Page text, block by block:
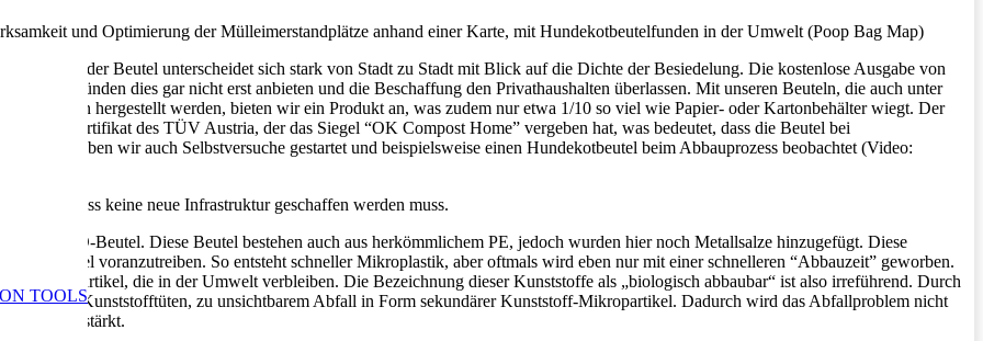
TOOLS
und Optimierung der Mülleimerstandplätze anhand einer Karte, mit Hundekotbeutelfunden in der Umwelt (Poop Bag Map)
– der Beutel unterscheidet sich stark von Stadt zu Stadt mit Blick auf die Dichte der Besiedelung. Die kostenlose Ausgabe von
Kostengründen dies gar nicht erst anbieten und die Beschaffung den Privathaushalten überlassen. Mit unseren Beuteln, die auch unter
Rohstoffen hergestellt werden, bieten wir ein Produkt an, was zudem nur etwa 1/10 so viel wie Papier- oder Kartonbehälter wiegt. Der
dem Zertifikat des TÜV Austria, der das Siegel “OK Compost Home” vergeben hat, was bedeutet, dass die Beutel bei
hinaus haben wir auch Selbstversuche gestartet und beispielsweise einen Hundekotbeutel beim Abbauprozess beobachtet (Video:
sodass keine neue Infrastruktur geschaffen werden muss.
OXO-Beutel. Diese Beutel bestehen auch aus herkömmlichem PE, jedoch wurden hier noch Metallsalze hinzugefügt. Diese
voranzutreiben. So entsteht schneller Mikroplastik, aber oftmals wird eben nur mit einer schnelleren “Abbauzeit” geworben.
kleine Partikel, die in der Umwelt verbleiben. Die Bezeichnung dieser Kunststoffe als „biologisch abbaubar“ ist also irreführend. Durch
von Kunststofftüten, zu unsichtbarem Abfall in Form sekundärer Kunststoff-Mikropartikel. Dadurch wird das Abfallproblem nicht
noch verstärkt.